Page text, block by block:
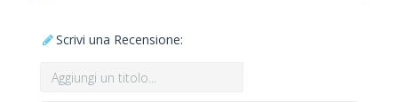
Scrivi una Recensione: